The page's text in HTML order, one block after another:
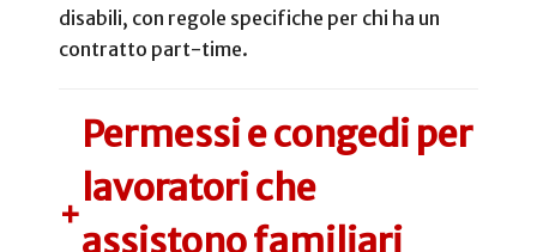
disabili, con regole specifiche per chi ha un
contratto part-time.
+
Permessi e congedi per
lavoratori che
assistono familiari